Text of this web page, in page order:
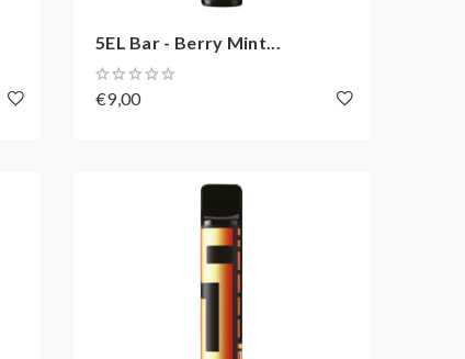
5EL Bar - Berry Mint...
€9,00